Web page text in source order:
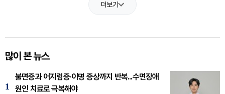
더보기
많이 본 뉴스
1
불면증과 어지럼증·이명 증상까지 반복...수면장애
원인 치료로 극복해야